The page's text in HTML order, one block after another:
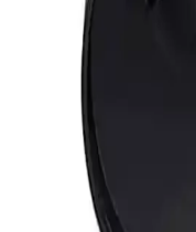
Schulzz Orico Bluetooth
stabilite ile kablosuz
kolaylığı sağlar ve çoklu
ihtiyaçlarını karşılar.
Wi-Fi Kanal Seçimi
Yöntemleri
Wi-Fi kanal seçimi,
belirlemek için analiz
faydalanın, stabil ve hızlı